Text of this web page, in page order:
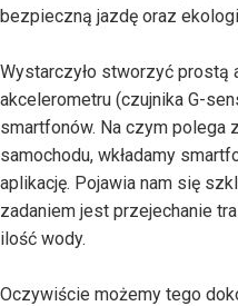
bezpieczną jazdę oraz
Wystarczyło stworzyć prostą
akcelerometru (czujnika G-
smartfonów. Na czym polega
samochodu, wkładamy
aplikację. Pojawia nam się
zadaniem jest przejechanie
ilość wody.
Oczywiście możemy tego